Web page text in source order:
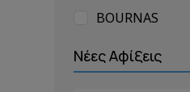
BOURNAS
Νέες Αφίξεις